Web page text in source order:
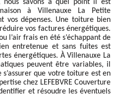
, nous savons à quel point il est
à Villenauxe La Petite
vos dépenses. Une toiture bien
vos factures énergétiques.
l’air frais en été s’échappant de
entretenue et sans fuites est
énergétiques. À Villenauxe La
peuvent être variables, il
que votre toiture est en
chez LEFEBVRE Couverture
et résoudre les éventuels